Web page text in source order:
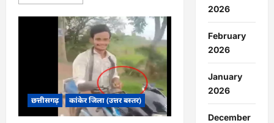
CG
:
मौसम,
पूरे
प्रदेशभर
में
गरज-
चमक
के
साथ
बारिश
की
छत्तीसगढ़ कांकेर जिला (उत्तर बस्तर)
2026
February
2026
January
2026
December